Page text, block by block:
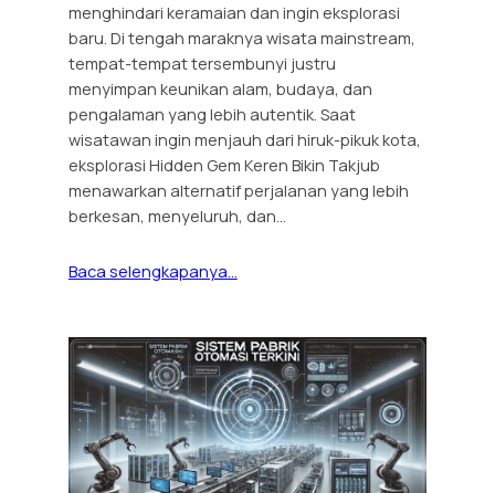
menghindari keramaian dan ingin eksplorasi
baru. Di tengah maraknya wisata mainstream,
tempat-tempat tersembunyi justru
menyimpan keunikan alam, budaya, dan
pengalaman yang lebih autentik. Saat
wisatawan ingin menjauh dari hiruk-pikuk kota,
eksplorasi Hidden Gem Keren Bikin Takjub
menawarkan alternatif perjalanan yang lebih
berkesan, menyeluruh, dan…
Baca selengkapanya…